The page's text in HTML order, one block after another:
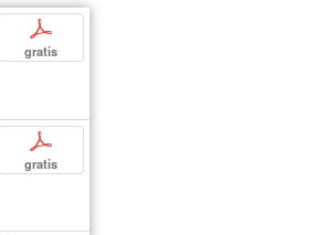
p
gratis
p
gratis